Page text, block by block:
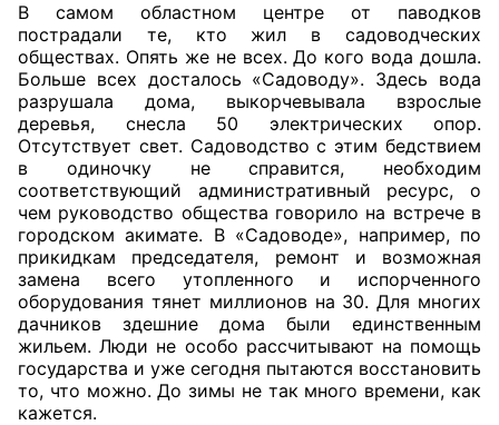
В самом областном центре от паводков
пострадали те, кто жил в садоводческих
обществах. Опять же не всех. До кого вода дошла.
Больше всех досталось «Садоводу». Здесь вода
разрушала дома, выкорчевывала взрослые
деревья, снесла 50 электрических опор.
Отсутствует свет. Садоводство с этим бедствием
в одиночку не справится, необходим
соответствующий административный ресурс, о
чем руководство общества говорило на встрече в
городском акимате. В «Садоводе», например, по
прикидкам председателя, ремонт и возможная
замена всего утопленного и испорченного
оборудования тянет миллионов на 30. Для многих
дачников здешние дома были единственным
жильем. Люди не особо рассчитывают на помощь
государства и уже сегодня пытаются восстановить
то, что можно. До зимы не так много времени, как
кажется.